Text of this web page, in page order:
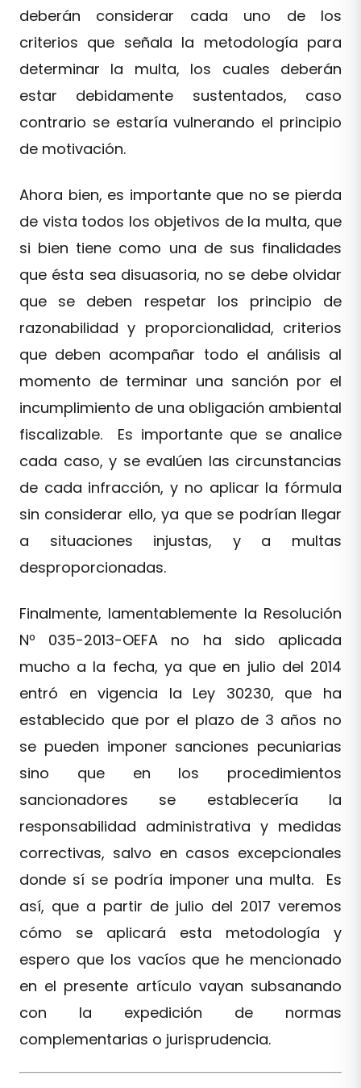
deberán considerar cada uno de los
criterios que señala la metodología para
determinar la multa, los cuales deberán
estar debidamente sustentados, caso
contrario se estaría vulnerando el principio
de motivación.
Ahora bien, es importante que no se pierda
de vista todos los objetivos de la multa, que
si bien tiene como una de sus finalidades
que ésta sea disuasoria, no se debe olvidar
que se deben respetar los principio de
razonabilidad y proporcionalidad, criterios
que deben acompañar todo el análisis al
momento de terminar una sanción por el
incumplimiento de una obligación ambiental
fiscalizable. Es importante que se analice
cada caso, y se evalúen las circunstancias
de cada infracción, y no aplicar la fórmula
sin considerar ello, ya que se podrían llegar
a situaciones injustas, y a multas
desproporcionadas.
Finalmente, lamentablemente la Resolución
Nº 035-2013-OEFA no ha sido aplicada
mucho a la fecha, ya que en julio del 2014
entró en vigencia la Ley 30230, que ha
establecido que por el plazo de 3 años no
se pueden imponer sanciones pecuniarias
sino que en los procedimientos
sancionadores se establecería la
responsabilidad administrativa y medidas
correctivas, salvo en casos excepcionales
donde sí se podría imponer una multa. Es
así, que a partir de julio del 2017 veremos
cómo se aplicará esta metodología y
espero que los vacíos que he mencionado
en el presente artículo vayan subsanando
con la expedición de normas
complementarias o jurisprudencia.